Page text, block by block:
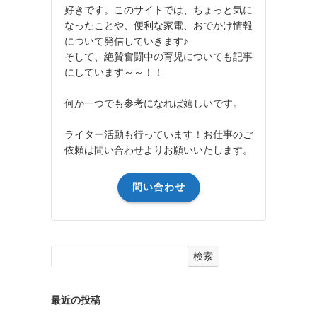
好きです。このサイトでは、ちょっと気に
なったことや、便利な家電、おでかけ情報
について発信していきます♪
そして、絶賛奮闘中の育児についても記事
にしています～～！！
何か一つでも参考になれば嬉しいです。
ライター活動も行っています！お仕事のご
依頼は問い合わせよりお願いいたします。
問い合わせ
検索
最近の投稿